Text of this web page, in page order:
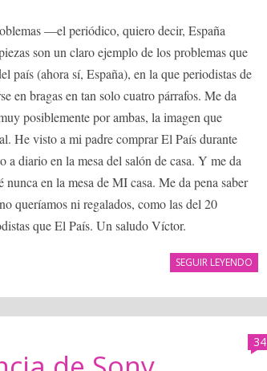
—el periódico, quiero decir, España
son un claro ejemplo de los problemas que
país (ahora sí, España), en la que periodistas de
en bragas en tan solo cuatro párrafos. Me da
posiblemente por ambas, la imagen que
He visto a mi padre comprar El País durante
a diario en la mesa del salón de casa. Y me da
en la mesa de MI casa. Me da pena saber
queríamos ni regalados, como las del 20
que El País. Un saludo Víctor.
SEGUIR LEYENDO
34